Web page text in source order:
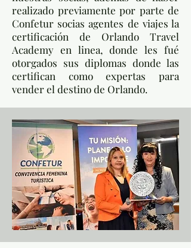
realizado previamente por parte de
Confetur socias agentes de viajes la
certificación de Orlando Travel
Academy en linea, donde les fué
otorgados sus diplomas donde las
certifican como expertas para
vender el destino de Orlando.